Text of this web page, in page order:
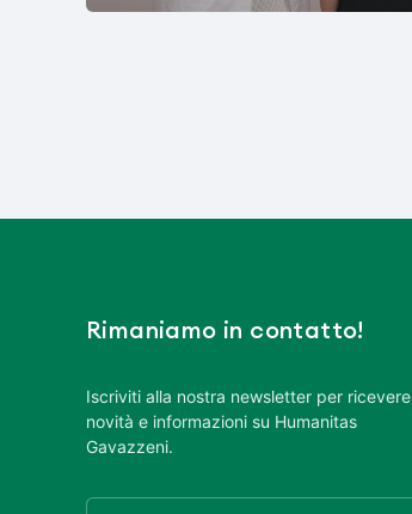
Rimaniamo in contatto!
Iscriviti alla nostra newsletter per ricevere
novità e informazioni su Humanitas
Gavazzeni.